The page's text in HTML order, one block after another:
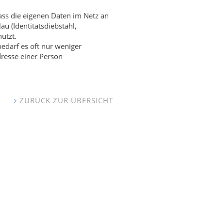
die eigenen Daten im Netz an
(Identitätsdiebstahl,
es oft nur weniger
einer Person
ZURÜCK ZUR ÜBERSICHT